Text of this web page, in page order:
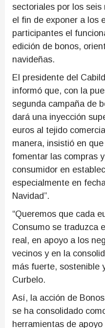
sectoriales por los seis
el fin de exponer a los
participantes el
edición de bonos,
navideñas.
El presidente del
informó que, con la
segunda campaña de
dará una inyección
euros al tejido
manera, insistió en
fomentar las compras
consumidor en
especialmente en
Navidad”.
“Queremos que cada
Consumo se traduzca
real, en apoyo a los
vecinos y en la
más fuerte, sostenible
Curbelo.
Así, la acción de
se ha consolidado
herramientas de